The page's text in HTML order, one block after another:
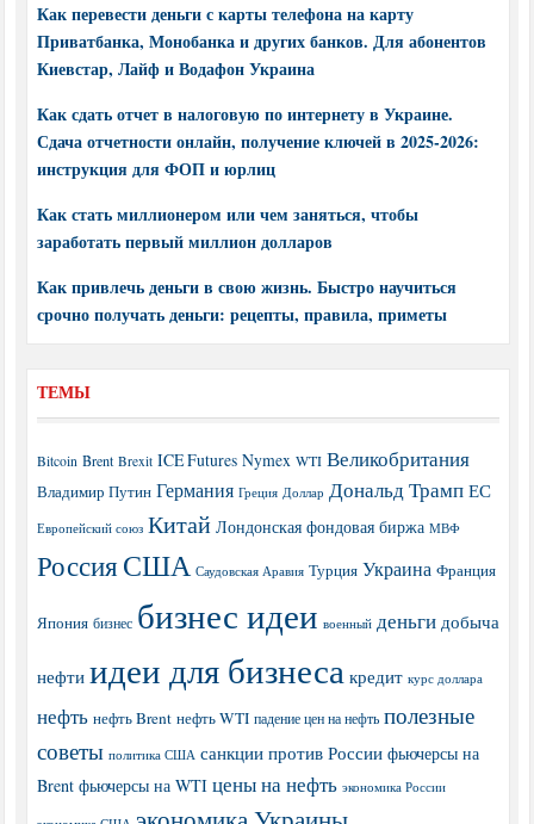
Как перевести деньги с карты телефона на карту
Приватбанка, Монобанка и других банков. Для абонентов
Киевстар, Лайф и Водафон Украина
Как сдать отчет в налоговую по интернету в Украине.
Сдача отчетности онлайн, получение ключей в 2025-2026:
инструкция для ФОП и юрлиц
Как стать миллионером или чем заняться, чтобы
заработать первый миллион долларов
Как привлечь деньги в свою жизнь. Быстро научиться
срочно получать деньги: рецепты, правила, приметы
ТЕМЫ
Bitcoin Brent Brexit ICE Futures Nymex WTI Великобритания
Владимир Путин Германия Греция Доллар Дональд Трамп ЕС
Европейский союз Китай Лондонская фондовая биржа МВФ
РоссияСША Саудовская Аравия Турция Украина Франция
Япония бизнес бизнес идеи военный деньги добыча
нефти идеи для бизнеса кредит курс доллара
нефть нефть Brent нефть WTI падение цен на нефть полезные
советы политика США санкции против России фьючерсы на
Brent фьючерсы на WTI цены на нефть экономика России